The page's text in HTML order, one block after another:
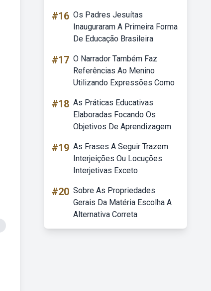
#16 Os Padres Jesuítas
Inauguraram A Primeira Forma
De Educação Brasileira
#17 O Narrador Também Faz
Referências Ao Menino
Utilizando Expressões Como
#18 As Práticas Educativas
Elaboradas Focando Os
Objetivos De Aprendizagem
#19 As Frases A Seguir Trazem
Interjeições Ou Locuções
Interjetivas Exceto
#20 Sobre As Propriedades
Gerais Da Matéria Escolha A
Alternativa Correta